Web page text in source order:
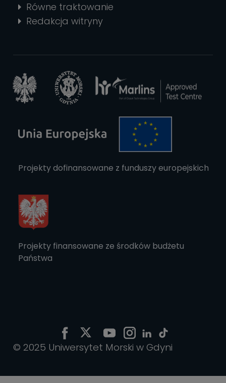
Równe traktowanie
Redakcja witryny
Projekty dofinansowane z funduszy europejskich
Projekty finansowane ze środków budżetu
Państwa
© 2025 Uniwersytet Morski w Gdyni